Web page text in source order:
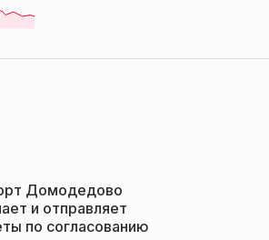
Домодедово
и отправляет
по согласованию